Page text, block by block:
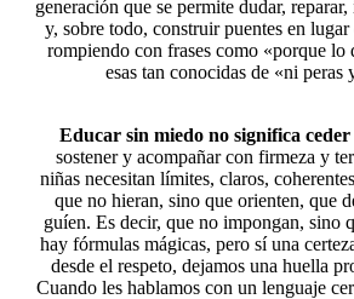
generación que se permite dudar,
y, sobre todo, construir puentes en
rompiendo con frases como «porque
esas tan conocidas de «ni peras
Educar sin miedo no significa
sostener y acompañar con firmeza y
niñas necesitan límites, claros,
que no hieran, sino que orienten, que
guíen. Es decir, que no impongan, sino
hay fórmulas mágicas, pero sí una
desde el respeto, dejamos una huella
Cuando les hablamos con un lenguaje